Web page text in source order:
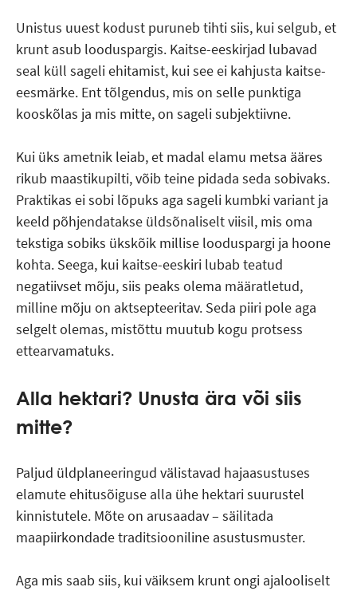
Unistus uuest kodust puruneb tihti siis, kui selgub, et
krunt asub looduspargis. Kaitse-eeskirjad lubavad
seal küll sageli ehitamist, kui see ei kahjusta kaitse-
eesmärke. Ent tõlgendus, mis on selle punktiga
kooskõlas ja mis mitte, on sageli subjektiivne.
Kui üks ametnik leiab, et madal elamu metsa ääres
rikub maastikupilti, võib teine pidada seda sobivaks.
Praktikas ei sobi lõpuks aga sageli kumbki variant ja
keeld põhjendatakse üldsõnaliselt viisil, mis oma
tekstiga sobiks ükskõik millise looduspargi ja hoone
kohta. Seega, kui kaitse-eeskiri lubab teatud
negatiivset mõju, siis peaks olema määratletud,
milline mõju on aktsepteeritav. Seda piiri pole aga
selgelt olemas, mistõttu muutub kogu protsess
ettearvamatuks.
Alla hektari? Unusta ära või siis
mitte?
Paljud üldplaneeringud välistavad hajaasustuses
elamute ehitusõiguse alla ühe hektari suurustel
kinnistutele. Mõte on arusaadav – säilitada
maapiirkondade traditsiooniline asustusmuster.
Aga mis saab siis, kui väiksem krunt ongi ajalooliselt